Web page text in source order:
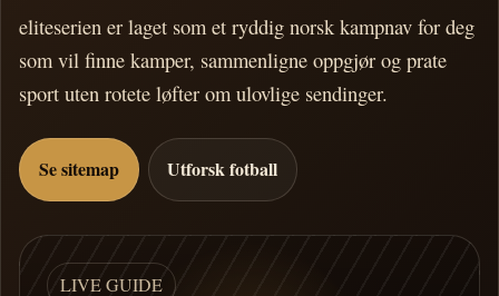
eliteserien er laget som et ryddig norsk kampnav for deg
som vil finne kamper, sammenligne oppgjør og prate
sport uten rotete løfter om ulovlige sendinger.
Se sitemap Utforsk fotball
LIVE GUIDE